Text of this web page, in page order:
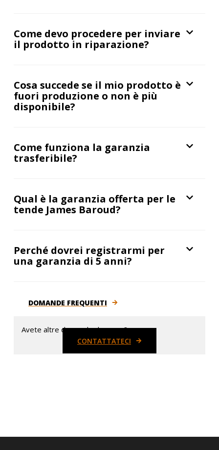
Come devo procedere per inviare
il prodotto in riparazione?
Cosa succede se il mio prodotto è
fuori produzione o non è più
disponibile?
Come funziona la garanzia
trasferibile?
Qual è la garanzia offerta per le
tende James Baroud?
Perché dovrei registrarmi per
una garanzia di 5 anni?
DOMANDE FREQUENTI
Avete altre domande da porre?
CONTATTATECI